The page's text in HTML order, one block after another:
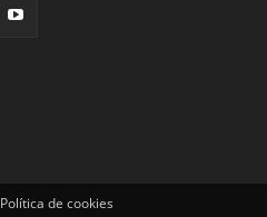
Política de cookies